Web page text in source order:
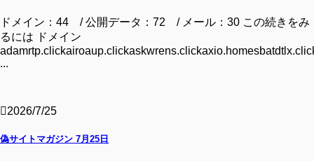
ドメイン：44 / 公開データ：72 / メール：30 この続きをみ
るには ドメイン
...
2026/7/25
偽サイトマガジン 7月25日